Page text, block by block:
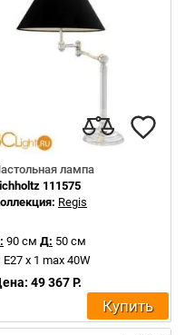
лампа
111575
Regis
90 см Д: 50 см
E27 x 1 max 40W
49 367 Р.
Купить